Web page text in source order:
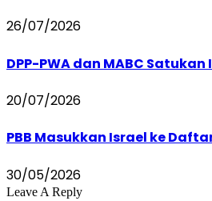
26/07/2026
DPP-PWA dan MABC
20/07/2026
PBB Masukkan Israel ke
30/05/2026
Leave A Reply